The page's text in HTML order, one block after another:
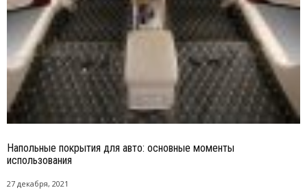
Напольные покрытия для авто: основные моменты
использования
27 декабря, 2021